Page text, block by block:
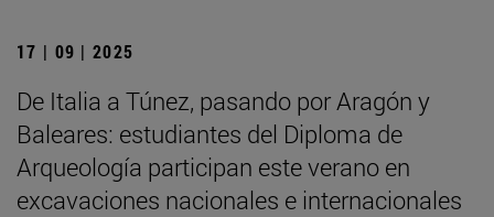
17 | 09 | 2025
De Italia a Túnez, pasando por Aragón y
Baleares: estudiantes del Diploma de
Arqueología participan este verano en
excavaciones nacionales e internacionales